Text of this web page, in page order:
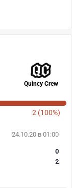
Quincy Crew
2 (100%)
24.10.20 в 01:00
0
2